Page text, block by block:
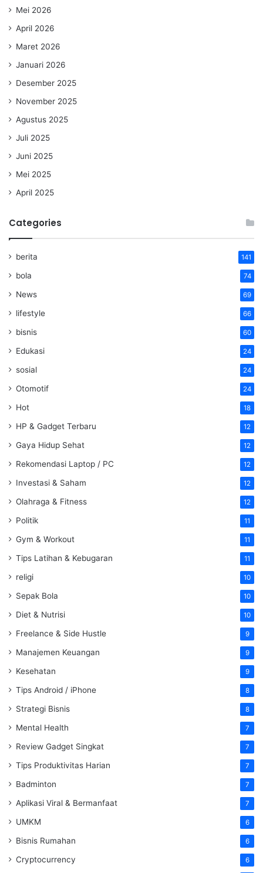
Mei 2026
April 2026
Maret 2026
Januari 2026
Desember 2025
November 2025
Agustus 2025
Juli 2025
Juni 2025
Mei 2025
April 2025
Categories
berita 141
bola 74
News 69
lifestyle 66
bisnis 60
Edukasi 24
sosial 24
Otomotif 24
Hot 18
HP & Gadget Terbaru 12
Gaya Hidup Sehat 12
Rekomendasi Laptop / PC 12
Investasi & Saham 12
Olahraga & Fitness 12
Politik 11
Gym & Workout 11
Tips Latihan & Kebugaran 11
religi 10
Sepak Bola 10
Diet & Nutrisi 10
Freelance & Side Hustle 9
Manajemen Keuangan 9
Kesehatan 9
Tips Android / iPhone 8
Strategi Bisnis 8
Mental Health 7
Review Gadget Singkat 7
Tips Produktivitas Harian 7
Badminton 7
Aplikasi Viral & Bermanfaat 7
UMKM 6
Bisnis Rumahan 6
Cryptocurrency 6